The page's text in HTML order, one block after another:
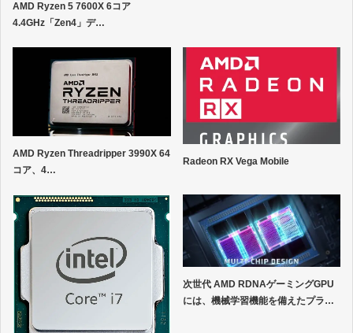
AMD Ryzen 5 7600X 6コア
4.4GHz「Zen4」デ…
AMD Ryzen Threadripper 3990X 64
コア、4…
Radeon RX Vega Mobile
次世代 AMD RDNAゲーミングGPU
には、機械学習機能を備えたプラ…